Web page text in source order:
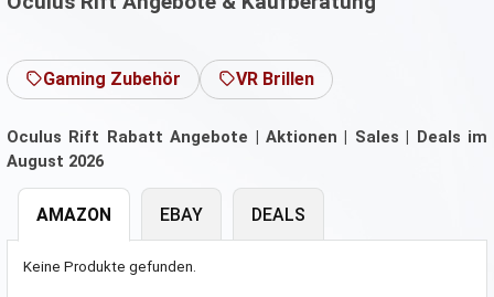
Gaming Zubehör VR Brillen
Oculus Rift Rabatt Angebote | Aktionen | Sales | Deals im
August 2026
AMAZON
Keine Produkte gefunden.
EBAY DEALS